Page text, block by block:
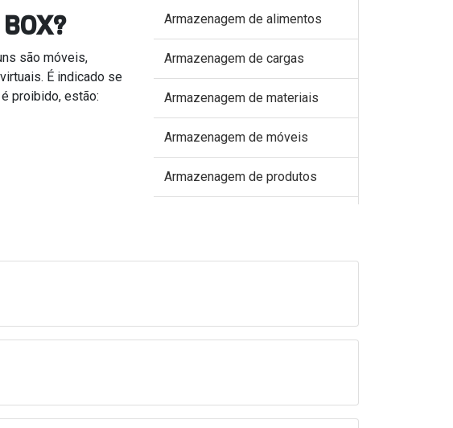
são móveis,
É indicado se
proibido, estão:
Armazenagem de alimentos
Armazenagem de cargas
Armazenagem de materiais
Armazenagem de móveis
Armazenagem de produtos